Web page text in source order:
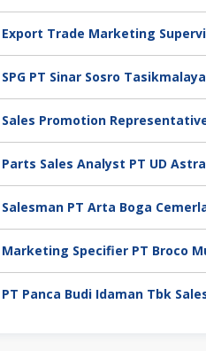
SPG PT Sinar Sosro Tasikmalaya